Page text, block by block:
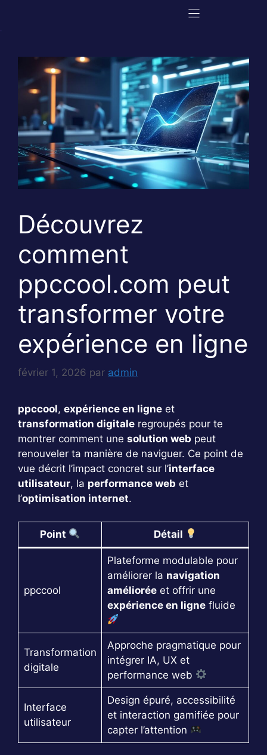
Découvrez
comment
ppccool.com peut
transformer votre
expérience en ligne
février 1, 2026 par admin
ppccool, expérience en ligne et
transformation digitale regroupés pour te
montrer comment une solution web peut
renouveler ta manière de naviguer. Ce point de
vue décrit l’impact concret sur l’interface
utilisateur, la performance web et
l’optimisation internet.
Point Détail
ppccool
Plateforme modulable pour
améliorer la navigation
amélioréeet offrir une
expérience en lignefluide
Transformation
digitale
Approche pragmatique pour
intégrer IA, UX et
performance web
Interface
utilisateur
Design épuré, accessibilité
et interaction gamifiée pour
capter l’attention